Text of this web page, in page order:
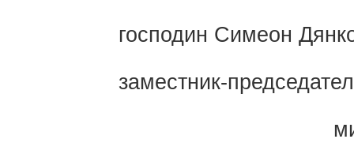
господин Симеон
заместник-
министър